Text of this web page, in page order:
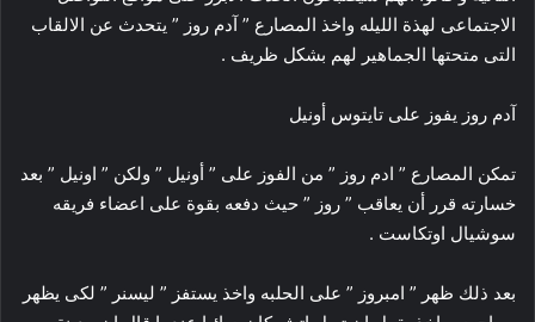
الاجتماعى لهذة الليله واخذ المصارع ” آدم روز ” يتحدث عن الالقاب
التى متحتها الجماهير لهم بشكل ظريف .
آدم روز يفوز على تايتوس أونيل
تمكن المصارع ” ادم روز ” من الفوز على ” أونيل ” ولكن ” اونيل ” بعد
خسارته قرر أن يعاقب ” روز ” حيث دفعه بقوة على اعضاء فريقه
سوشيال اوتكاست .
بعد ذلك ظهر ” امبروز ” على الحلبه واخذ يستفز ” ليسنر ” لكى يظهر